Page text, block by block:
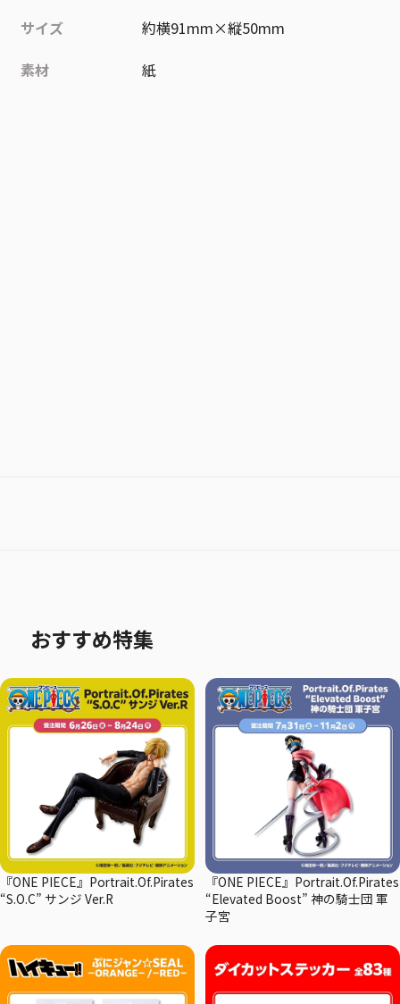
サイズ
約横91mm×縦50mm
素材
紙
おすすめ特集
『ONE PIECE』Portrait.Of.Pirates
“S.O.C” サンジ Ver.R
『ONE PIECE』Portrait.Of.Pirates
“Elevated Boost” 神の騎士団 軍
子宮